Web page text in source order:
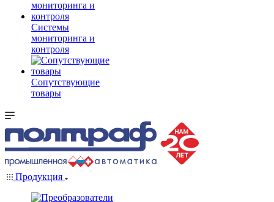
Системы
мониторинга и
контроля
Сопутствующие
товары
Продукция